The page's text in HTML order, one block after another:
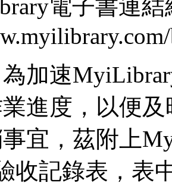
電子書連結
MyiLibrary
進度，以便
宜，茲附上
收記錄表，表